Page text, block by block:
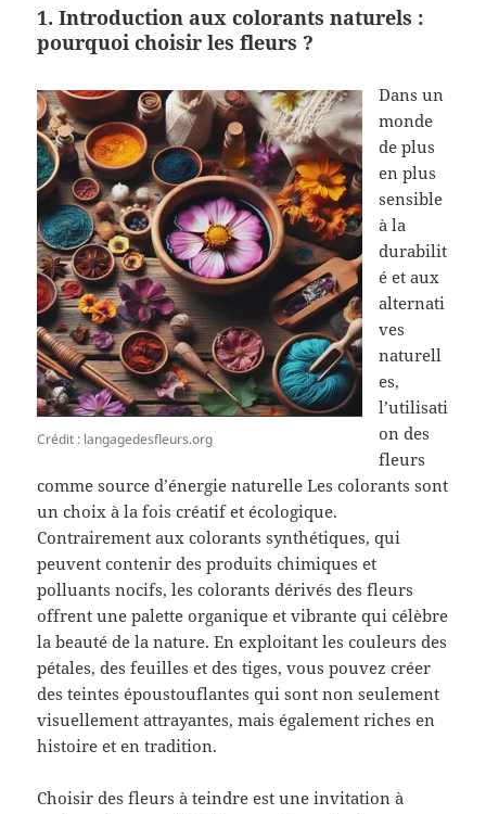
1. Introduction aux colorants naturels :
pourquoi choisir les fleurs ?
Crédit : langagedesfleurs.org
Dans un
monde
de plus
en plus
sensible
à la
durabilit
é et aux
alternati
ves
naturell
es,
l’utilisati
on des
fleurs
comme source d’énergie naturelle Les colorants sont
un choix à la fois créatif et écologique.
Contrairement aux colorants synthétiques, qui
peuvent contenir des produits chimiques et
polluants nocifs, les colorants dérivés des fleurs
offrent une palette organique et vibrante qui célèbre
la beauté de la nature. En exploitant les couleurs des
pétales, des feuilles et des tiges, vous pouvez créer
des teintes époustouflantes qui sont non seulement
visuellement attrayantes, mais également riches en
histoire et en tradition.
Choisir des fleurs à teindre est une invitation à